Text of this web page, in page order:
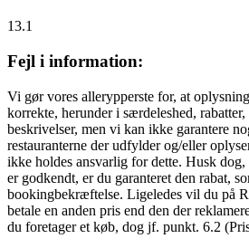
13.1
Fejl i information:
Vi gør vores allerypperste for, at
korrekte, herunder i særdeleshed,
beskrivelser, men vi kan ikke garantere
restauranterne der udfylder og/eller
ikke holdes ansvarlig for dette. Husk dog,
er godkendt, er du garanteret den rabat,
bookingbekræftelse. Ligeledes vil du på
betale en anden pris end den der
du foretager et køb, dog jf. punkt. 6.2